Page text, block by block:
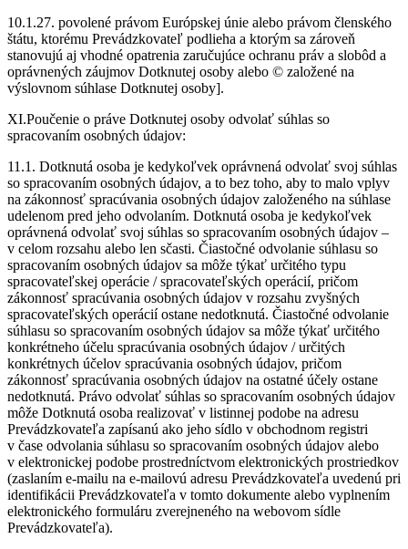
10.1.27. povolené právom Európskej únie alebo právom členského
štátu, ktorému Prevádzkovateľ podlieha a ktorým sa zároveň
stanovujú aj vhodné opatrenia zaručujúce ochranu práv a slobôd a
oprávnených záujmov Dotknutej osoby alebo © založené na
výslovnom súhlase Dotknutej osoby].
XI.Poučenie o práve Dotknutej osoby odvolať súhlas so
spracovaním osobných údajov:
11.1. Dotknutá osoba je kedykoľvek oprávnená odvolať svoj súhlas
so spracovaním osobných údajov, a to bez toho, aby to malo vplyv
na zákonnosť spracúvania osobných údajov založeného na súhlase
udelenom pred jeho odvolaním. Dotknutá osoba je kedykoľvek
oprávnená odvolať svoj súhlas so spracovaním osobných údajov –
v celom rozsahu alebo len sčasti. Čiastočné odvolanie súhlasu so
spracovaním osobných údajov sa môže týkať určitého typu
spracovateľskej operácie / spracovateľských operácií, pričom
zákonnosť spracúvania osobných údajov v rozsahu zvyšných
spracovateľských operácií ostane nedotknutá. Čiastočné odvolanie
súhlasu so spracovaním osobných údajov sa môže týkať určitého
konkrétneho účelu spracúvania osobných údajov / určitých
konkrétnych účelov spracúvania osobných údajov, pričom
zákonnosť spracúvania osobných údajov na ostatné účely ostane
nedotknutá. Právo odvolať súhlas so spracovaním osobných údajov
môže Dotknutá osoba realizovať v listinnej podobe na adresu
Prevádzkovateľa zapísanú ako jeho sídlo v obchodnom registri
v čase odvolania súhlasu so spracovaním osobných údajov alebo
v elektronickej podobe prostredníctvom elektronických prostriedkov
(zaslaním e-mailu na e-mailovú adresu Prevádzkovateľa uvedenú pri
identifikácii Prevádzkovateľa v tomto dokumente alebo vyplnením
elektronického formuláru zverejneného na webovom sídle
Prevádzkovateľa).